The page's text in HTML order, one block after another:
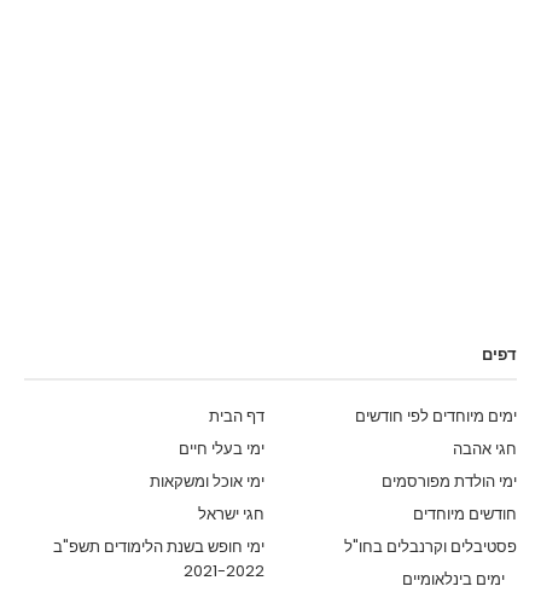
דפים
דף הבית
ימים מיוחדים לפי חודשים
ימי בעלי חיים
חגי אהבה
ימי אוכל ומשקאות
ימי הולדת מפורסמים
חגי ישראל
חודשים מיוחדים
ימי חופש בשנת הלימודים תשפ"ב
2021-2022
פסטיבלים וקרנבלים בחו"ל
ימים בינלאומיים